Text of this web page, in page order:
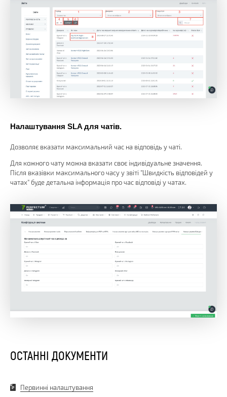
Налаштування SLA для чатів.
Дозволяє вказати максимальний час на відповідь у чаті.
Для кожного чату можна вказати своє індивідуальне значення.
Після вказівки максимального часу у звіті "Швидкість відповідей у
чатах" буде детальна інформація про час відповіді у чатах.
ОСТАННІ ДОКУМЕНТИ
Первинні налаштування